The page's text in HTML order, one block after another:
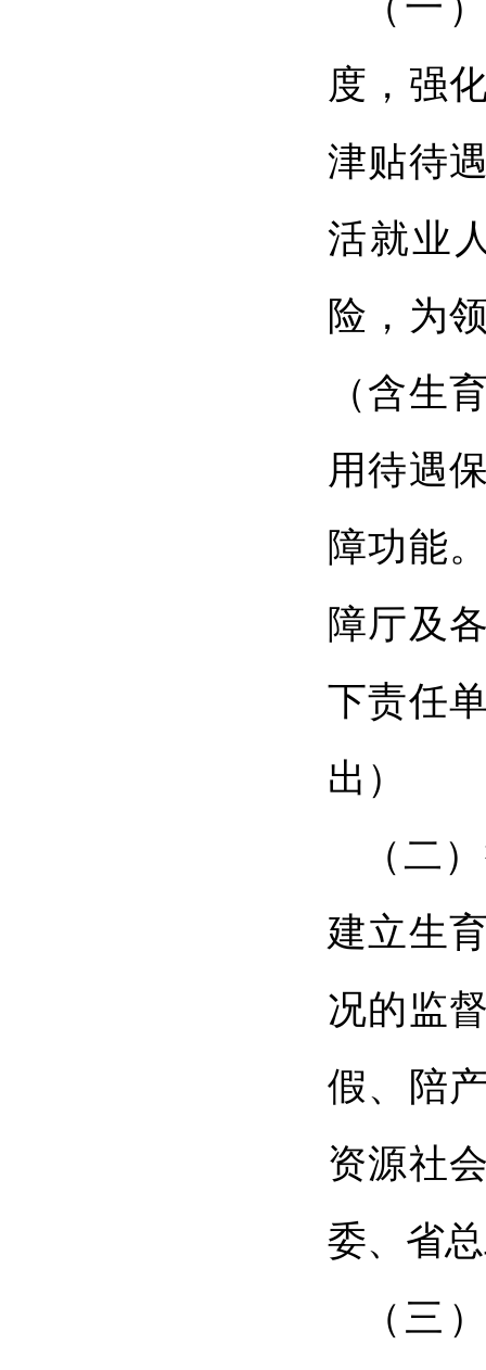
度，强
津贴待
活就业
险，为
（含生
用待遇
障功能
障厅及
下责任
出）
（二
建立生
况的监
假、陪
资源社
委、省
（三